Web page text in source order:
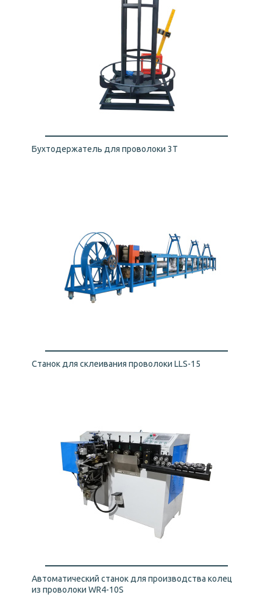
Бухтодержатель для проволоки 3Т
Станок для склеивания проволоки LLS-15
Автоматический станок для производства колец
из проволоки WR4-10S